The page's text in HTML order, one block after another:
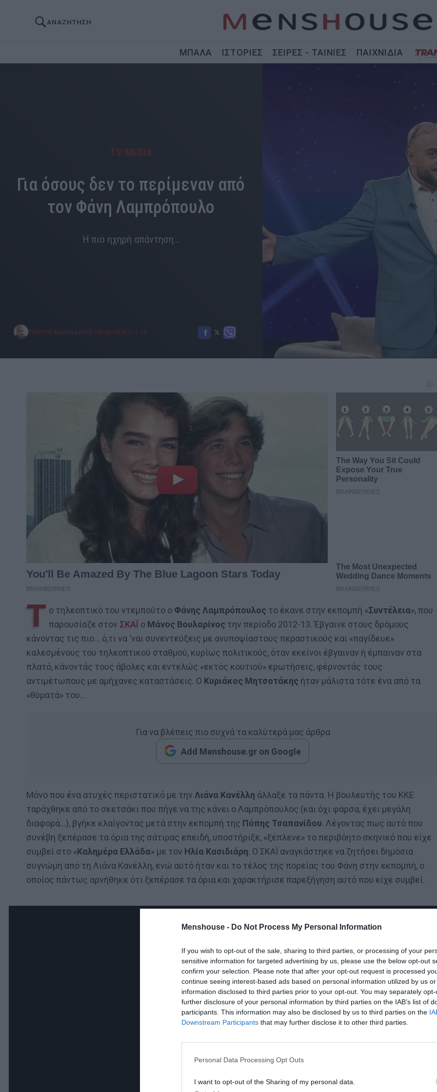
Menshouse - Do Not Process My Personal Information
If you wish to opt-out of the sale, sharing to third parties, or processing of your
sensitive information for targeted advertising by us, please use the below opt-out
confirm your selection. Please note that after your opt-out request is processed
continue seeing interest-based ads based on personal information utilized by us
information disclosed to third parties prior to your opt-out. You may separately
further disclosure of your personal information by third parties on the IAB’s list of
participants. This information may also be disclosed by us to third parties on the
Downstream Participants that may further disclose it to other third parties.
Personal Data Processing Opt Outs
I want to opt-out of the Sharing of my personal data.
ΑΝΑΖΗΤΗΣΗ
ΜΠΑΛΑ ΙΣΤΟΡΙΕΣ ΣΕΙΡΕΣ - ΤΑΙΝΙΕΣ ΠΑΙΧΝΙΔΙΑ
TV/MEDIA
Για όσους δεν το περίμεναν από
τον Φάνη Λαμπρόπουλο
Η πιο ηχηρή απάντηση…
ΓΙΩΡΓΟΣ ΚΑΡΑΧΑΛΙΟΣ 08/06/2026 | 11:15
Τ ο τηλεοπτικό του ντεμπούτο ο Φάνης Λαμπρόπουλος το έκανε στην εκπομπή «Συντέλεια», που
παρουσίαζε στον ΣΚΑΪ ο Μάνος Βουλαρίνος την περίοδο 2012-13. Έβγαινε στους δρόμους
κάνοντας τις πιο… ό,τι να ‘ναι συνεντεύξεις με ανυποψίαστους περαστικούς και «παγίδευε»
καλεσμένους του τηλεοπτικού σταθμού, κυρίως πολιτικούς, όταν εκείνοι έβγαιναν ή έμπαιναν στα
πλατό, κάνοντάς τους άβολες και εντελώς «εκτός κουτιού» ερωτήσεις, φέρνοντάς τους
αντιμέτωπους με αμήχανες καταστάσεις. Ο Κυριάκος Μητσοτάκης ήταν μάλιστα τότε ένα από τα
«θύματά» του…
Για να βλέπεις πιο συχνά τα καλύτερά μας άρθρα
Add Menshouse.gr on Google
Μόνο που ένα ατυχές περιστατικό με την Λιάνα Κανέλλη άλλαξε τα πάντα. Η βουλευτής του ΚΚΕ
ταράχθηκε από το σκετσάκι που πήγε να της κάνει ο Λαμπρόπουλος (και όχι φάρσα, έχει μεγάλη
διαφορά…), βγήκε κλαίγοντας μετά στην εκπομπή της Πόπης Τσαπανίδου. Λέγοντας πως αυτό που
συνέβη ξεπέρασε τα όρια της σάτιρας επειδή, υποστήριξε, «ξέπλενε» το περιβόητο σκηνικό που είχε
συμβεί στο «Καλημέρα Ελλάδα» με τον Ηλία Κασιδιάρη. Ο ΣΚΑΪ αναγκάστηκε να ζητήσει δημόσια
συγνώμη από τη Λιάνα Κανέλλη, ενώ αυτό ήταν και το τέλος της πορείας του Φάνη στην εκπομπή, ο
οποίος πάντως αρνήθηκε ότι ξεπέρασε τα όρια και χαρακτήρισε παρεξήγηση αυτό που είχε συμβεί.